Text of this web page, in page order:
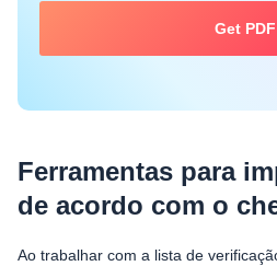
Ferramentas para
de acordo com o
Ao trabalhar com a lista de